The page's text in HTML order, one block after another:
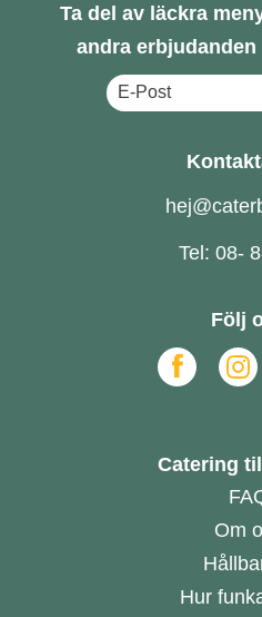
Ta del av läckra
andra
Tel: 08-
Följ
Catering
Om
Hur